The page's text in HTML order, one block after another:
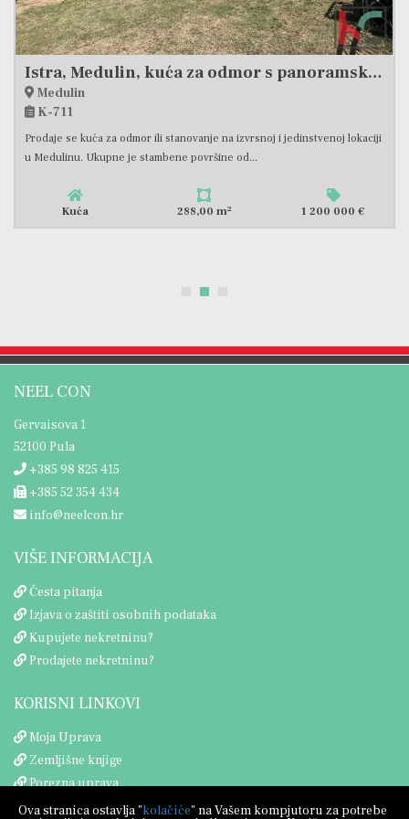
Istra, Medulin, kuća za odmor s panoramskim pogledom na more #prodaja
se kuća za odmor ili stanovanje na izvrsnoj i jedinstvenoj lokaciji
Ukupne je stambene površine od...
1 200 000 €
1
Na
NEEL CON
Gervaisova 1
52100 Pula
+385 98 825 415
+385 52 354 434
info@neelcon.hr
VIŠE INFORMACIJA
Česta pitanja
Izjava o zaštiti osobnih podataka
Kupujete nekretninu?
Prodajete nekretninu?
KORISNI LINKOVI
Moja Uprava
Zemljišne knjige
Porezna uprava
Ova stranica ostavlja "kolačiće" na Vašem kompjutoru za potrebe